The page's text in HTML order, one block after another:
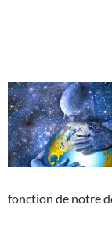
fonction de notre